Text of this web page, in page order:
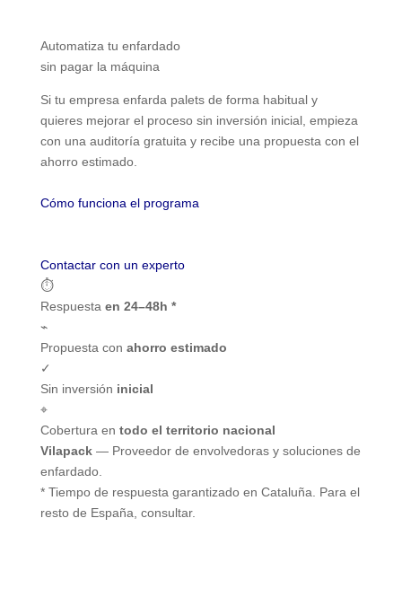
Automatiza tu enfardado
sin pagar la máquina
Si tu empresa enfarda palets de forma habitual y
quieres mejorar el proceso sin inversión inicial, empieza
con una auditoría gratuita y recibe una propuesta con el
ahorro estimado.
Cómo funciona el programa
Contactar con un experto
⏱
Respuesta en 24–48h *
⌁
Propuesta con ahorro estimado
✓
Sin inversión inicial
⌖
Cobertura en todo el territorio nacional
Vilapack— Proveedor de envolvedoras y soluciones de
enfardado.
* Tiempo de respuesta garantizado en Cataluña. Para el
resto de España, consultar.